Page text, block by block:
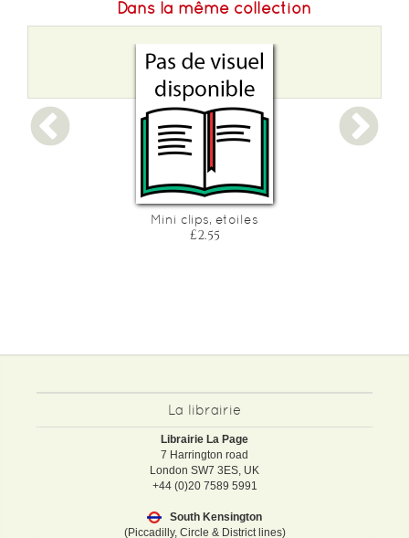
Dans la même collection
Mini clips, etoiles
£2.55
La librairie
Librairie La Page
7 Harrington road
London SW7 3ES, UK
+44 (0)20 7589 5991
South Kensington
(Piccadilly, Circle & District lines)